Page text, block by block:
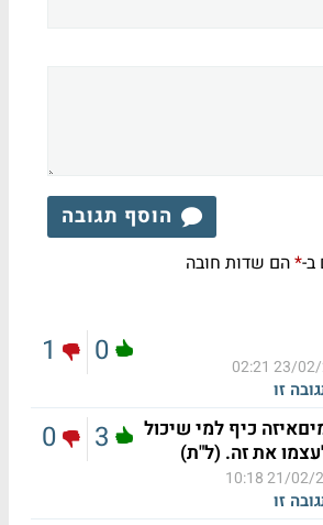
הוסף תגובה
ב-*הם שדות חובה
23/02/
זו
0
1
כיף למי שיכול
את זה. (ל"ת)
21/02/
זו
3
0